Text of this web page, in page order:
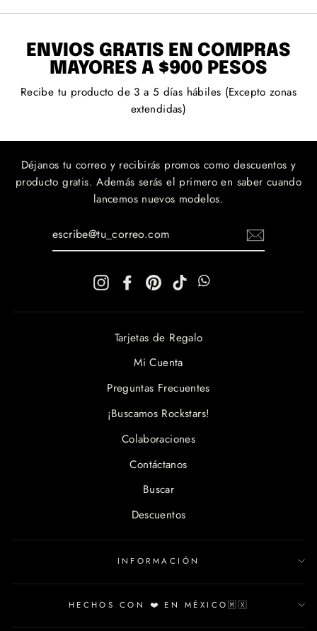
ENVÍOS GRATIS EN COMPRAS
MAYORES A $900 PESOS
Recibe tu producto de 3 a 5 días hábiles (Excepto zonas
extendidas)
Déjanos tu correo y recibirás promos como descuentos y
producto gratis. Además serás el primero en saber cuando
lancemos nuevos modelos.
InstagramFacebookPinterestTikTok
Tarjetas de Regalo
Mi Cuenta
Preguntas Frecuentes
¡Buscamos Rockstars!
Colaboraciones
Contáctanos
Buscar
Descuentos
INFORMACIÓN
HECHOS CON ❤️ EN MÉXICO🇲🇽